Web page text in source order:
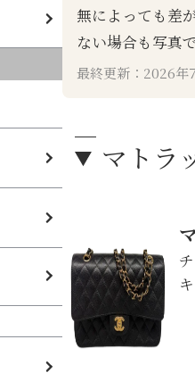
無によっても差
ない場合も写真
最終更新：2026年
マトラ